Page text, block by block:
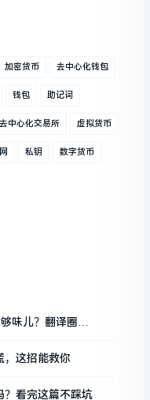
加密货币 去中心化钱包
钱包 助记词
去中心化交易所 虚拟货币
私钥 数字货币
味儿？翻译圈老
这招能救你
看完这篇不踩坑